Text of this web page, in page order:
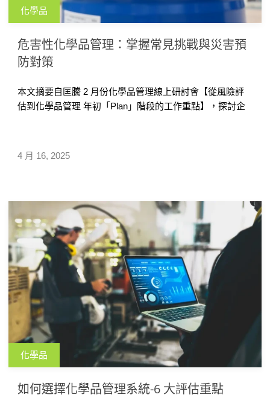
化學品
危害性化學品管理：掌握常見挑戰與災害預
防對策
4 月 16, 2025
本文摘要自匡騰 2 月份化學品管理線上研討會【從風險評
估到化學品管理 年初「Plan」階段的工作重點】，探討企
規。
化學品
如何選擇化學品管理系統-6 大評估重點